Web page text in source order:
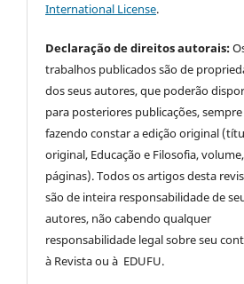
International License.
Declaração de direitos autorais:
trabalhos publicados são de
dos seus autores, que poderão
para posteriores publicações, sempre
fazendo constar a edição original
original, Educação e Filosofia,
páginas). Todos os artigos desta
são de inteira responsabilidade de
autores, não cabendo qualquer
responsabilidade legal sobre seu
à Revista ou à EDUFU.